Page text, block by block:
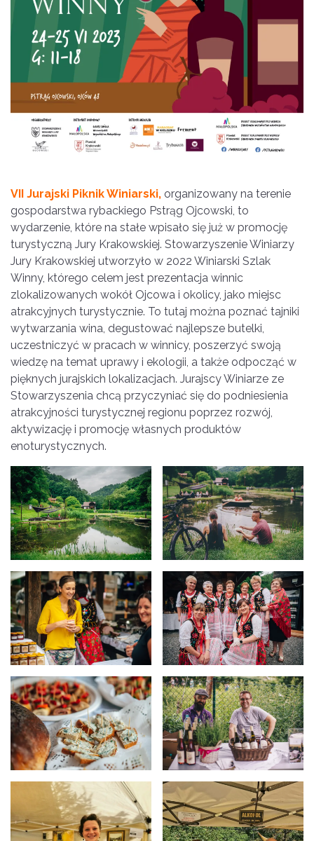
VII Jurajski Piknik Winiarski, organizowany na terenie
gospodarstwa rybackiego Pstrąg Ojcowski, to
wydarzenie, które na stałe wpisało się już w promocję
turystyczną Jury Krakowskiej. Stowarzyszenie Winiarzy
Jury Krakowskiej utworzyło w 2022 Winiarski Szlak
Winny, którego celem jest prezentacja winnic
zlokalizowanych wokół Ojcowa i okolicy, jako miejsc
atrakcyjnych turystycznie. To tutaj można poznać tajniki
wytwarzania wina, degustować najlepsze butelki,
uczestniczyć w pracach w winnicy, poszerzyć swoją
wiedzę na temat uprawy i ekologii, a także odpocząć w
pięknych jurajskich lokalizacjach. Jurajscy Winiarze ze
Stowarzyszenia chcą przyczyniać się do podniesienia
atrakcyjności turystycznej regionu poprzez rozwój,
aktywizację i promocję własnych produktów
enoturystycznych.